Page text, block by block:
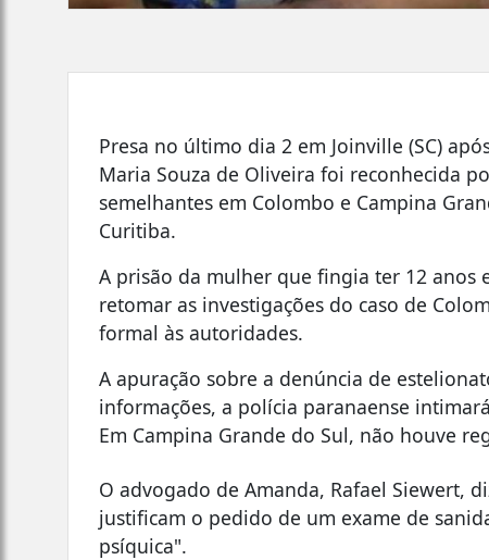
Presa no último dia 2 em Joinville (SC)
Maria Souza de Oliveira foi reconhecida
semelhantes em Colombo e Campina
Curitiba.
A prisão da mulher que fingia ter 12 anos
retomar as investigações do caso de
formal às autoridades.
A apuração sobre a denúncia de
informações, a polícia paranaense
Em Campina Grande do Sul, não houve
O advogado de Amanda, Rafael Siewert,
justificam o pedido de um exame de
psíquica".